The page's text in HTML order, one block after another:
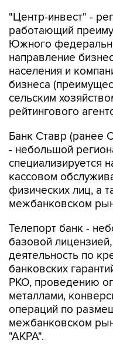
"Центр-инвест" -
работающий
Южного
направление
населения и
бизнеса
сельским
рейтингового
Банк Ставр (ранее
- небольшой
специализируется
кассовом
физических лиц, а
межбанковском
Телепорт банк -
базовой
деятельность по
банковских
РКО, проведению
металлами,
операций по
межбанковском
"АКРА".